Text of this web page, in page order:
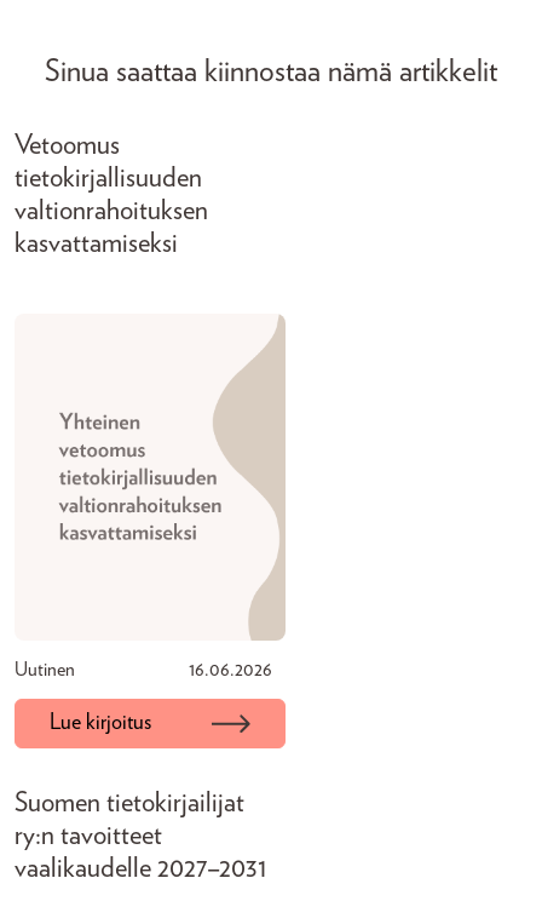
Sinua saattaa kiinnostaa nämä artikkelit
Vetoomus
tietokirjallisuuden
valtionrahoituksen
kasvattamiseksi
Uutinen 16.06.2026
Lue kirjoitus
Suomen tietokirjailijat
ry:n tavoitteet
vaalikaudelle 2027–2031